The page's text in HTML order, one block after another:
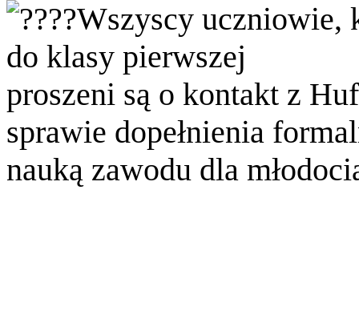
Wszyscy
do klasy pierwszej
proszeni są o kontakt z
sprawie dopełnienia
nauką zawodu dla